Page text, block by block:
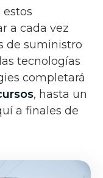
a cada vez
de suministro
tecnologías
completará
, hasta un
a finales de